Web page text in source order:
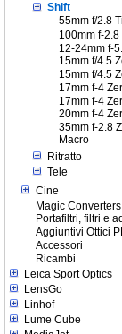
Shift
55mm f/2.8
100mm f-
12-24mm f-
15mm f/4.5
15mm f/4.5
17mm f-4
17mm f-4
20mm f-4
35mm f-2.8
Macro
Ritratto
Tele
Cine
Magic Converters
Portafiltri, filtri e
Aggiuntivi Ottici
Accessori
Ricambi
Leica Sport Optics
LensGo
Linhof
Lume Cube